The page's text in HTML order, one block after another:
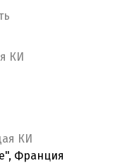
КИ
КИ
Франция